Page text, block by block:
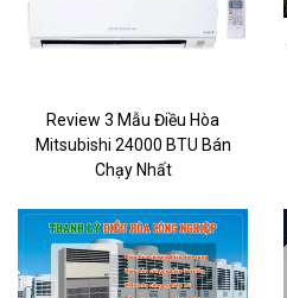
Review 3 Mẫu Điều Hòa
Mitsubishi 24000 BTU Bán
Chạy Nhất